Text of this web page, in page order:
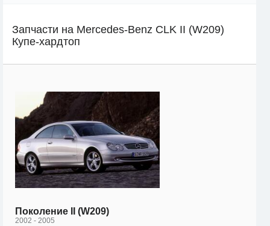
Запчасти на Mercedes-Benz CLK II (W209)
Купе-хардтоп
Поколение II (W209)
2002 - 2005